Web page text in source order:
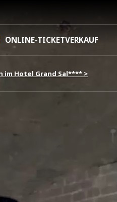
ONLINE-TICKETVERKAUF
im Hotel Grand Sal**** >